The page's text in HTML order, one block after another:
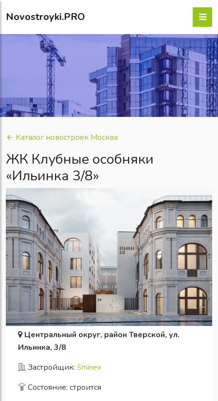
Novostroyki.PRO
Каталог новостроек Москва
ЖК Клубные особняки
«Ильинка 3/8»
Центральный округ, район Тверской, ул.
Ильинка, 3/8
Застройщик: Sminex
Состояние: строится